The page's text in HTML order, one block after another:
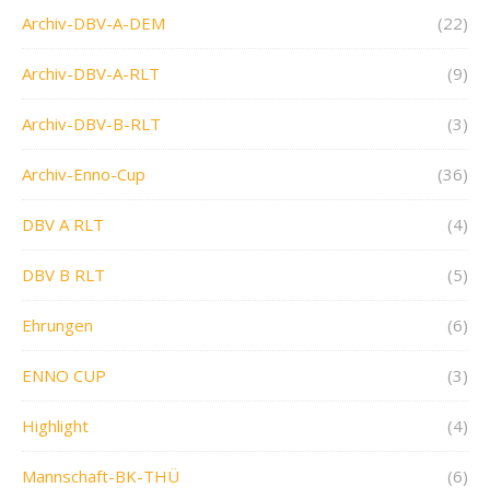
Archiv-DBV-A-DEM (22)
Archiv-DBV-A-RLT (9)
Archiv-DBV-B-RLT (3)
Archiv-Enno-Cup (36)
DBV A RLT (4)
DBV B RLT (5)
Ehrungen (6)
ENNO CUP (3)
Highlight (4)
Mannschaft-BK-THÜ (6)